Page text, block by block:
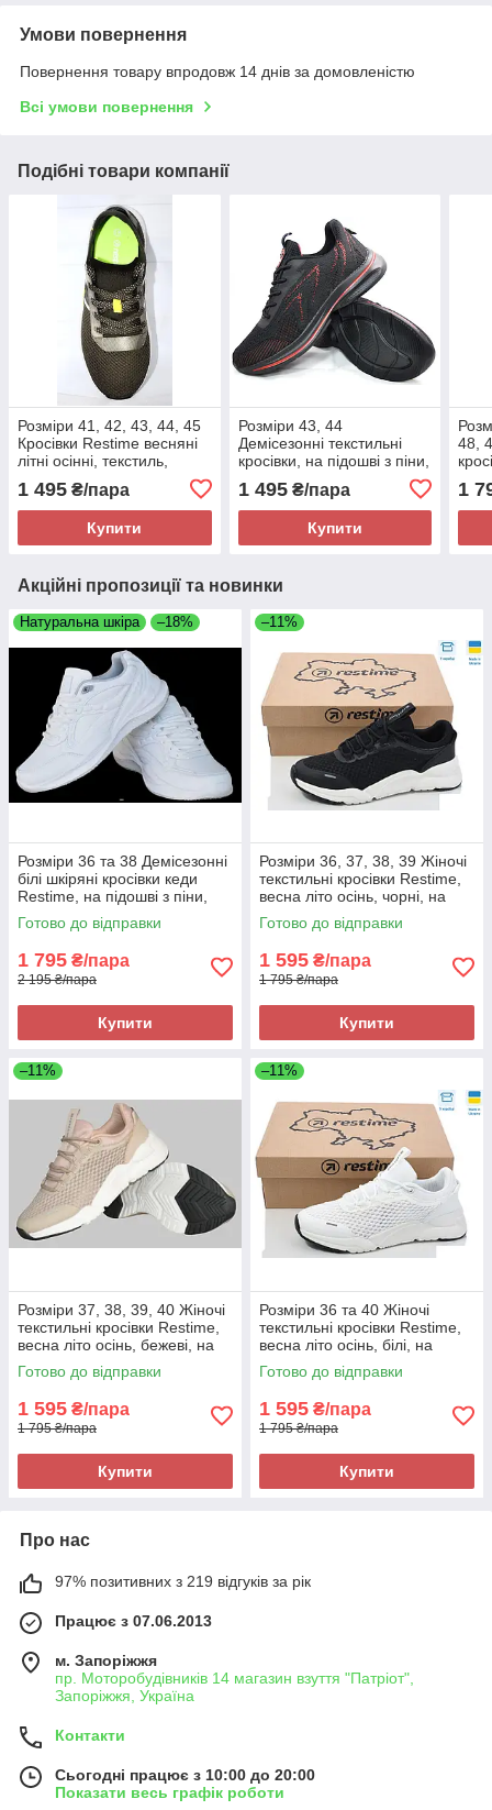
Умови повернення
Повернення товару впродовж 14 днів за домовленістю
Всі умови повернення
Подібні товари компанії
Розміри 41, 42, 43, 44, 45
Кросівки Restime весняні
літні осінні, текстиль,
зелені хакі Restime 20225
1 495 ₴/пара
Купити
Розміри 43, 44
Демісезонні текстильні
кросівки, на підошві з піни,
чорні з червоним Bonote
8916
1 495₴/пара
Купити
48,
1
Акційні пропозиції та новинки
Натуральна шкіра –18%
Розміри 36 та 38 Демісезонні
білі шкіряні кросівки кеди
Restime, на підошві з піни,
легкі та комфортні
Готово до відправки
1 795 ₴/пара
2 195 ₴/пара
Купити
–11%
Розміри 36, 37, 38, 39 Жіночі
текстильні кросівки Restime,
весна літо осінь, чорні, на
підошві з піни
Готово до відправки
1 595 ₴/пара
1 795 ₴/пара
Купити
–11%
Розміри 37, 38, 39, 40 Жіночі
текстильні кросівки Restime,
весна літо осінь, бежеві, на
підошві з піни
Готово до відправки
1 595 ₴/пара
1 795 ₴/пара
Купити
–11%
Розміри 36 та 40 Жіночі
текстильні кросівки Restime,
весна літо осінь, білі, на
підошві з піни
Готово до відправки
1 595 ₴/пара
1 795 ₴/пара
Купити
Про нас
97% позитивних з 219 відгуків за рік
Працює з 07.06.2013
м. Запоріжжя
пр. Моторобудівників 14 магазин взуття "Патріот",
Запоріжжя, Україна
Контакти
Сьогодні працює з 10:00 до 20:00
Показати весь графік роботи